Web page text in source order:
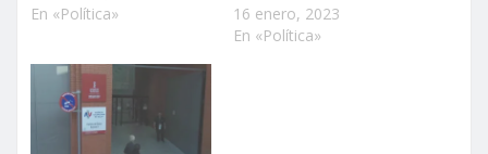
En «Política»
16 enero, 2023
En «Política»